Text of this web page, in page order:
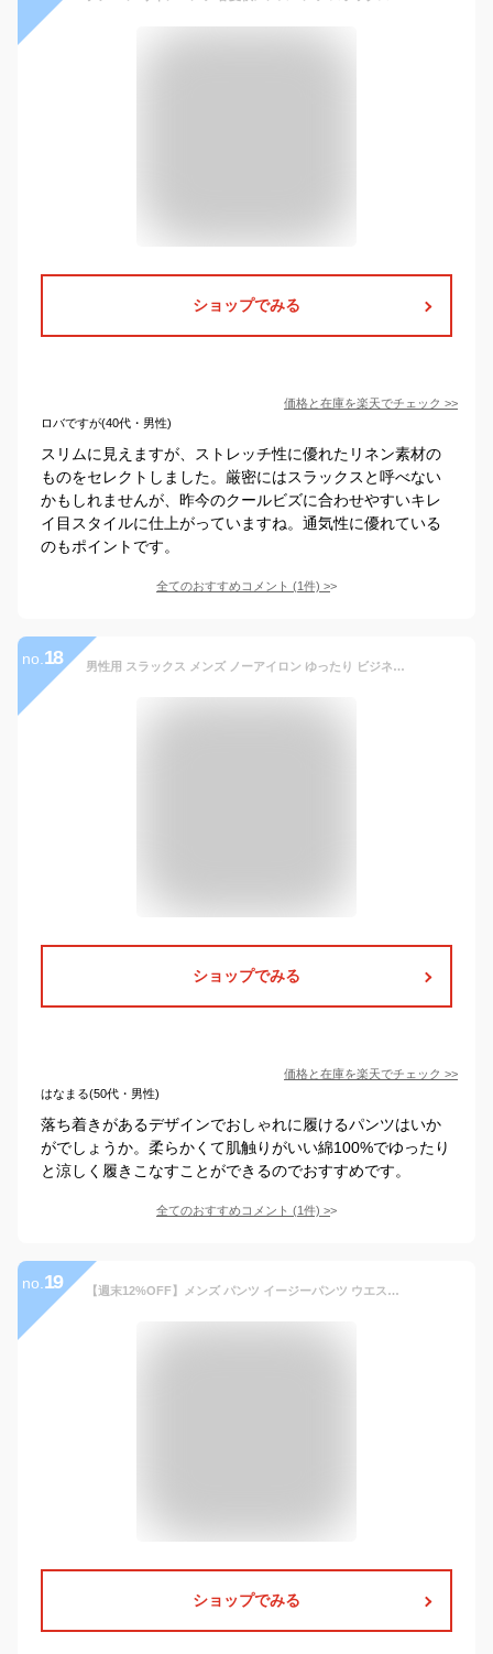
ショップでみる
価格と在庫を楽天でチェック >>
ロバですが(40代・男性)
スリムに見えますが、ストレッチ性に優れたリネン素材の
ものをセレクトしました。厳密にはスラックスと呼べない
かもしれませんが、昨今のクールビズに合わせやすいキレ
イ目スタイルに仕上がっていますね。通気性に優れている
のもポイントです。
全てのおすすめコメント (1件) >
no. 18 男性用 スラックス メンズ ノーアイロン ゆったり ビジネス スーツパンツ 綿100% 秋冬用 厚手 夏用 薄手 選択可 ズボン カジュアルパンツ フォーマルスーツパンツ ウォッシャブル チノパン 大きいサイズ 黒 ブラック グレー ネイビー ベージュ 29 30 31 32 33 34 35 36 38 40
ショップでみる
価格と在庫を楽天でチェック >>
はなまる(50代・男性)
落ち着きがあるデザインでおしゃれに履けるパンツはいか
がでしょうか。柔らかくて肌触りがいい綿100%でゆったり
と涼しく履きこなすことができるのでおすすめです。
全てのおすすめコメント (1件) >
no. 19 【週末12%OFF】メンズ パンツ イージーパンツ ウエストゴム 紐 綿麻 リネン 大きいサイズ ゆったり 無地 薄手 シニア ズボン チノパン アンクルパンツ らくらくパンツ ラウンジパンツ 涼しい おしゃれ 細身 美脚 接触冷感 紳士 部屋着 ビジネス 父の日 ギフト
ショップでみる